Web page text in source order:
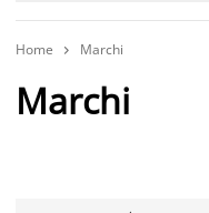
Home  Marchi
Marchi